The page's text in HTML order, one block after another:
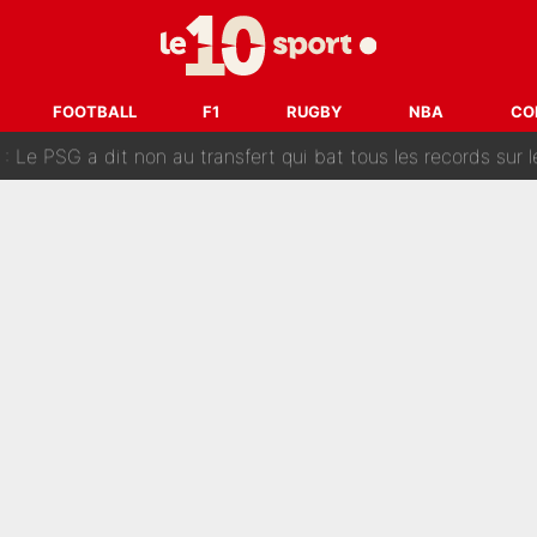
FOOTBALL F1 RUGBY NBA
«impensable» et va entrer dans une nouvelle dimension :
fait une offre pour recruter un ancien joueur du
: Le PSG a dit non au transfert qui bat tous les records sur